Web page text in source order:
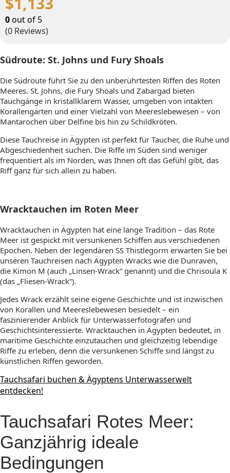
0out of 5
(0 Reviews)
Südroute: St. Johns und Fury Shoals
Die Südroute führt Sie zu den unberührtesten Riffen des Roten
Meeres. St. Johns, die Fury Shoals und Zabargad bieten
Tauchgänge in kristallklarem Wasser, umgeben von intakten
Korallengärten und einer Vielzahl von Meereslebewesen – von
Mantarochen über Delfine bis hin zu Schildkröten.
Diese Tauchreise in Ägypten ist perfekt für Taucher, die Ruhe und
Abgeschiedenheit suchen. Die Riffe im Süden sind weniger
frequentiert als im Norden, was Ihnen oft das Gefühl gibt, das
Riff ganz für sich allein zu haben.
Wracktauchen im Roten Meer
Wracktauchen in Ägypten hat eine lange Tradition – das Rote
Meer ist gespickt mit versunkenen Schiffen aus verschiedenen
Epochen. Neben der legendären SS Thistlegorm erwarten Sie bei
unseren Tauchreisen nach Ägypten Wracks wie die Dunraven,
die Kimon M (auch „Linsen-Wrack“ genannt) und die Chrisoula K
(das „Fliesen-Wrack“).
Jedes Wrack erzählt seine eigene Geschichte und ist inzwischen
von Korallen und Meereslebewesen besiedelt – ein
faszinierender Anblick für Unterwasserfotografen und
Geschichtsinteressierte. Wracktauchen in Ägypten bedeutet, in
maritime Geschichte einzutauchen und gleichzeitig lebendige
Riffe zu erleben, denn die versunkenen Schiffe sind längst zu
künstlichen Riffen geworden.
Tauchsafari buchen & Ägyptens Unterwasserwelt
entdecken!
Tauchsafari Rotes Meer:
Ganzjährig ideale
Bedingungen